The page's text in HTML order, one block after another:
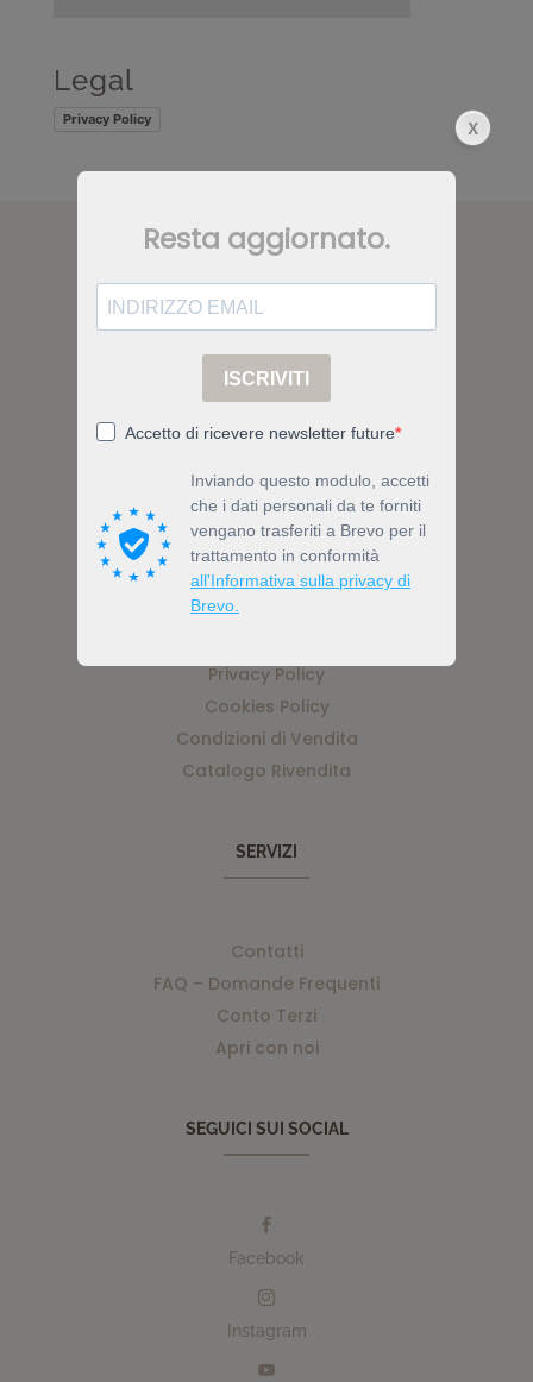
Legal
Privacy Policy
CONTATTI
Via Nicolino di Galasso 19, 47899
Serravalle, Z.I. Galazzano, RSM
Tel (+378) 0549 903519
Email info@bewell.bio
ACCOUNT
Privacy Policy
Cookies Policy
Condizioni di Vendita
Catalogo Rivendita
SERVIZI
Contatti
FAQ – Domande Frequenti
Conto Terzi
Apri con noi
SEGUICI SUI SOCIAL

Facebook

Instagram
